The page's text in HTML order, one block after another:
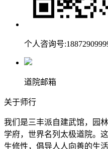
个人咨询号
道院邮箱
关于师行
我们是三丰派自建武馆，园
学府，世界名列太极道院。
生修性，倡导人人向善的生活